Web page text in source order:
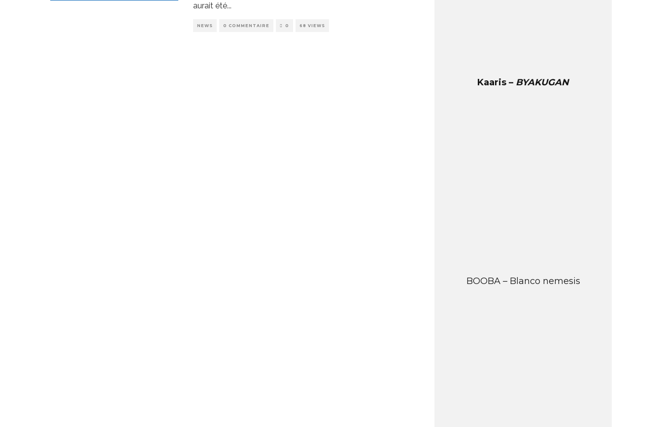
aurait été...
NEWS 0 COMMENTAIRE 0 68 VIEWS
Kaaris – BYAKUGAN
BOOBA – Blanco nemesis